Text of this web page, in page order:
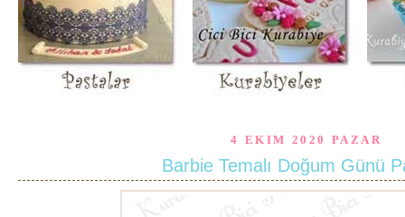
4 EKIM 2020 PAZAR
Barbie Temalı Doğum Günü